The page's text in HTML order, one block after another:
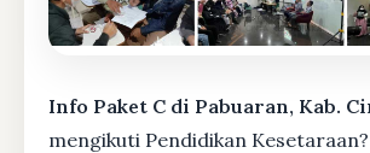
Info Paket C di Pabuaran, Kab.
mengikuti Pendidikan